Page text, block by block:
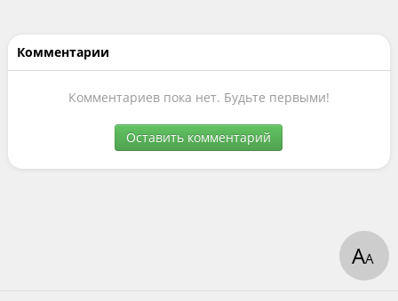
Комментарии
Комментариев пока нет. Будьте первыми!
Оставить комментарий
АА